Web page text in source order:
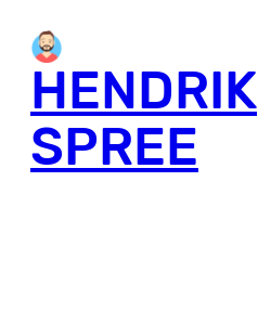
content
HENDRIK
SPREE